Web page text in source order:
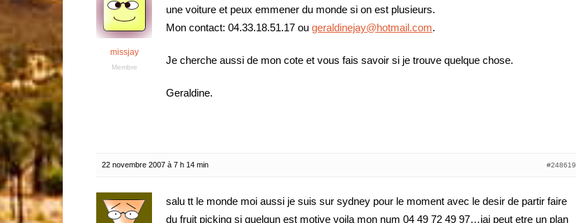
missjay
Membre
une voiture et peux emmener du monde si on est plusieurs.
Mon contact: 04.33.18.51.17 ou geraldinejay@hotmail.com.
Je cherche aussi de mon cote et vous fais savoir si je trouve quelque chose.
Geraldine.
22 novembre 2007 à 7 h 14 min #248619
salu tt le monde moi aussi je suis sur sydney pour le moment avec le desir de partir faire
du fruit picking si quelqun est motive voila mon num 04 49 72 49 97…jai peut etre un plan